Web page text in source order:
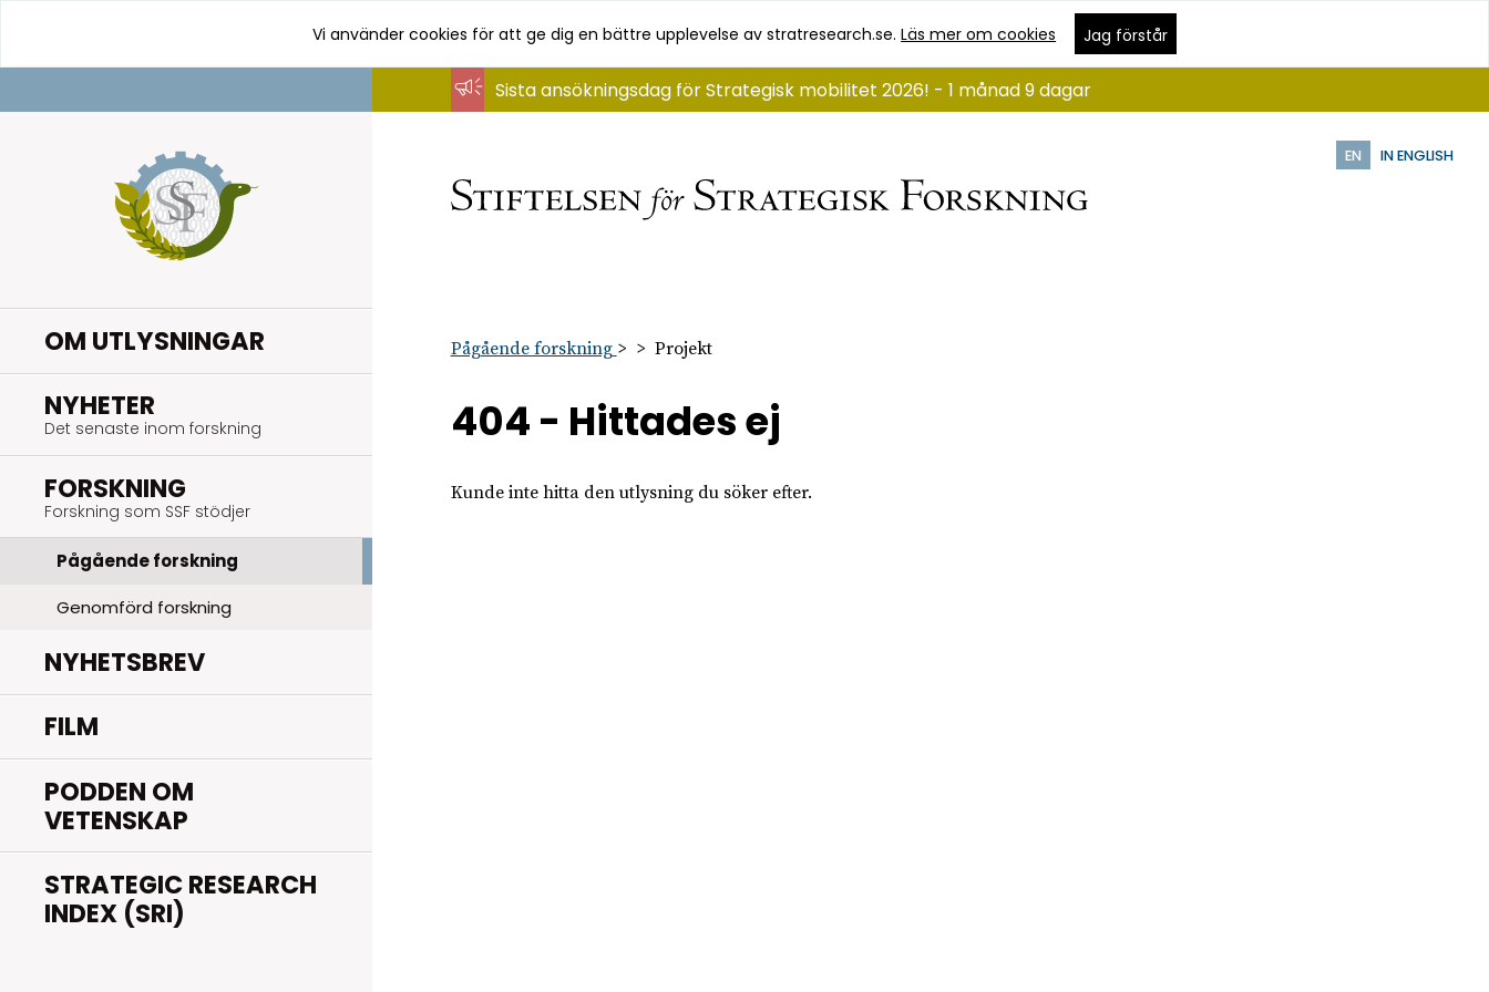
innehåll
Vi använder cookies för att ge dig en bättre upplevelse av stratresearch.se.Läs mer om cookies Jag förstår
EN IN ENGLISH
OM UTLYSNINGAR
NYHETER
Det senaste inom forskning
FORSKNING
Forskning som SSF stödjer
Pågående forskning
Genomförd forskning
NYHETSBREV
FILM
PODDEN OM
VETENSKAP
STRATEGIC RESEARCH
INDEX (SRI)
Sista ansökningsdag för Strategisk mobilitet 2026! - 1 månad 9 dagar
Pågående forskning Projekt
404 - Hittades ej
Kunde inte hitta den utlysning du söker efter.